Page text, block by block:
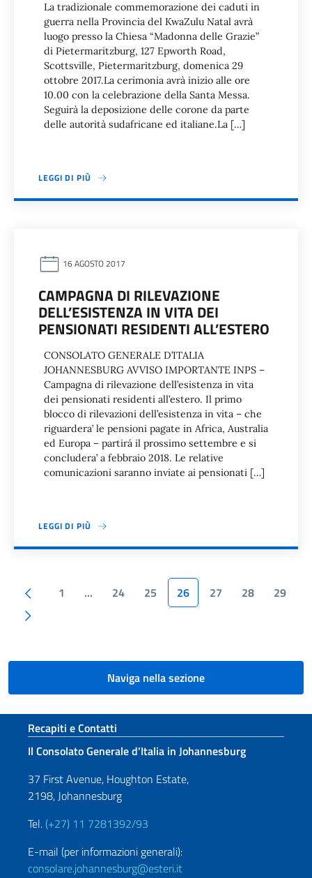
La tradizionale commemorazione dei caduti in
guerra nella Provincia del KwaZulu Natal avrà
luogo presso la Chiesa “Madonna delle Grazie”
di Pietermaritzburg, 127 Epworth Road,
Scottsville, Pietermaritzburg, domenica 29
ottobre 2017.La cerimonia avrà inizio alle ore
10.00 con la celebrazione della Santa Messa.
Seguirà la deposizione delle corone da parte
delle autorità sudafricane ed italiane.La […]
LEGGI DI PIÙ
16 AGOSTO 2017
CAMPAGNA DI RILEVAZIONE
DELL’ESISTENZA IN VITA DEI
PENSIONATI RESIDENTI ALL’ESTERO
CONSOLATO GENERALE D’ITALIA
JOHANNESBURG AVVISO IMPORTANTE INPS –
Campagna di rilevazione dell’esistenza in vita
dei pensionati residenti all’estero. Il primo
blocco di rilevazioni dell’esistenza in vita – che
riguardera’ le pensioni pagate in Africa, Australia
ed Europa – partirá il prossimo settembre e si
concludera’ a febbraio 2018. Le relative
comunicazioni saranno inviate ai pensionati […]
LEGGI DI PIÙ
Paginazione
Pagina precedente
1 … 24 25 26 27 28
29
Naviga nella sezione
Sezione footer
Recapiti e Contatti
Il Consolato Generale d’Italia in Johannesburg
37 First Avenue, Houghton Estate,
2198, Johannesburg
Tel. (+27) 11 7281392/93
E-mail (per informazioni generali):
consolare.johannesburg@esteri.it